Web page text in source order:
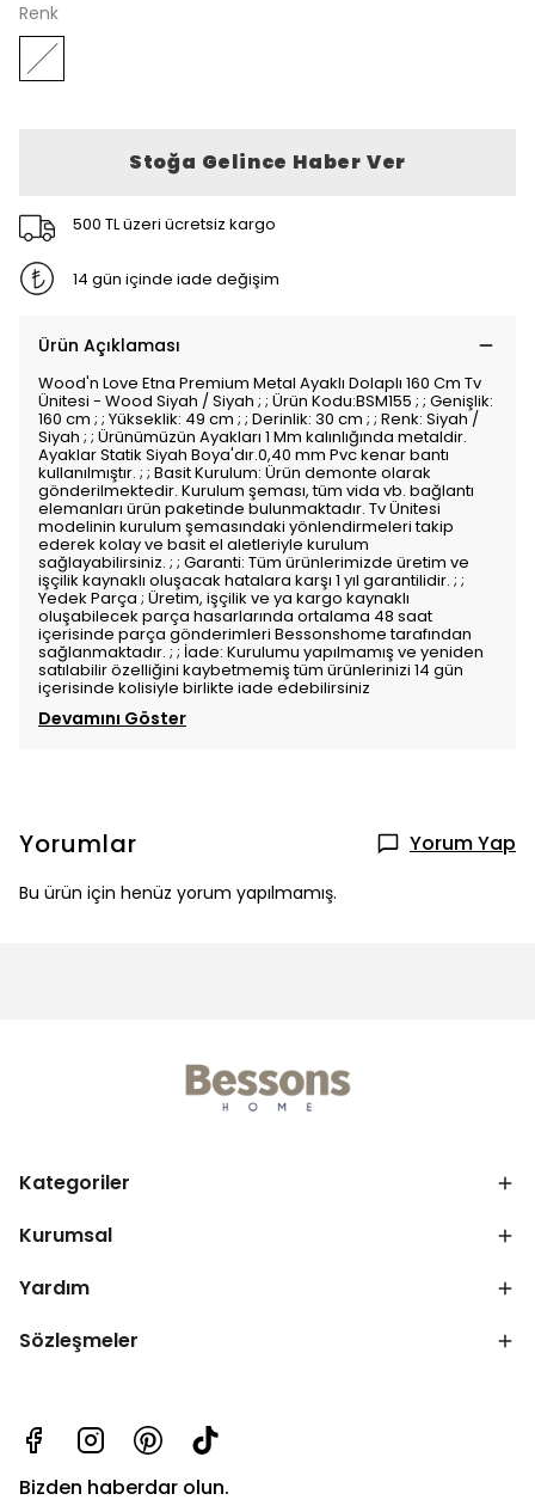
Renk
Stoğa Gelince Haber Ver
500 TL üzeri ücretsiz kargo
14 gün içinde iade değişim
Ürün Açıklaması
Wood'n Love Etna Premium Metal Ayaklı Dolaplı 160 Cm Tv
Ünitesi - Wood Siyah / Siyah ; ; Ürün Kodu:BSM155 ; ; Genişlik:
160 cm ; ; Yükseklik: 49 cm ; ; Derinlik: 30 cm ; ; Renk: Siyah /
Siyah ; ; Ürünümüzün Ayakları 1 Mm kalınlığında metaldir.
Ayaklar Statik Siyah Boya'dır.0,40 mm Pvc kenar bantı
kullanılmıştır. ; ; Basit Kurulum: Ürün demonte olarak
gönderilmektedir. Kurulum şeması, tüm vida vb. bağlantı
elemanları ürün paketinde bulunmaktadır. Tv Ünitesi
modelinin kurulum şemasındaki yönlendirmeleri takip
ederek kolay ve basit el aletleriyle kurulum
sağlayabilirsiniz. ; ; Garanti: Tüm ürünlerimizde üretim ve
işçilik kaynaklı oluşacak hatalara karşı 1 yıl garantilidir. ; ;
Yedek Parça ; Üretim, işçilik ve ya kargo kaynaklı
oluşabilecek parça hasarlarında ortalama 48 saat
içerisinde parça gönderimleri Bessonshome tarafından
sağlanmaktadır. ; ; İade: Kurulumu yapılmamış ve yeniden
satılabilir özelliğini kaybetmemiş tüm ürünlerinizi 14 gün
içerisinde kolisiyle birlikte iade edebilirsiniz
Devamını Göster
Yorumlar Yorum Yap
Bu ürün için henüz yorum yapılmamış.
Kategoriler
Kurumsal
Yardım
Sözleşmeler
Bizden haberdar olun.